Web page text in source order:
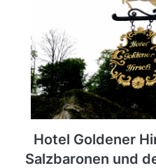
Hotel Goldener
Salzbaronen und